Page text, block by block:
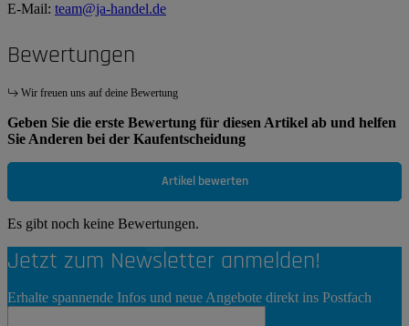
E-Mail: team@ja-handel.de
Bewertungen
Wir freuen uns auf deine Bewertung
Geben Sie die erste Bewertung für diesen Artikel ab und helfen
Sie Anderen bei der Kaufentscheidung
Artikel bewerten
Es gibt noch keine Bewertungen.
Jetzt zum Newsletter anmelden!
Erhalte spannende Infos und neue Angebote direkt ins Postfach